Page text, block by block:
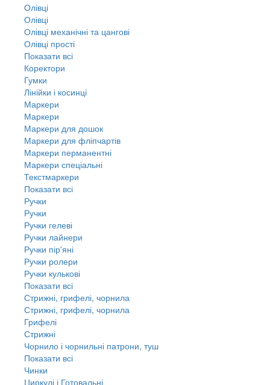
Олівці
Олівці
Олівці механічні та цангові
Олівці прості
Показати всі
Коректори
Гумки
Лінійки і косинці
Маркери
Маркери
Маркери для дошок
Маркери для фліпчартів
Маркери перманентні
Маркери спеціальні
Текстмаркери
Показати всі
Ручки
Ручки
Ручки гелеві
Ручки лайнери
Ручки пір'яні
Ручки ролери
Ручки кулькові
Показати всі
Стрижні, грифелі, чорнила
Стрижні, грифелі, чорнила
Грифелі
Стрижні
Чорнило і чорнильні патрони, туш
Показати всі
Чинки
Циркулі і Готовальні